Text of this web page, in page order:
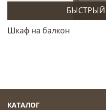
Шкаф на балкон
КАТАЛОГ